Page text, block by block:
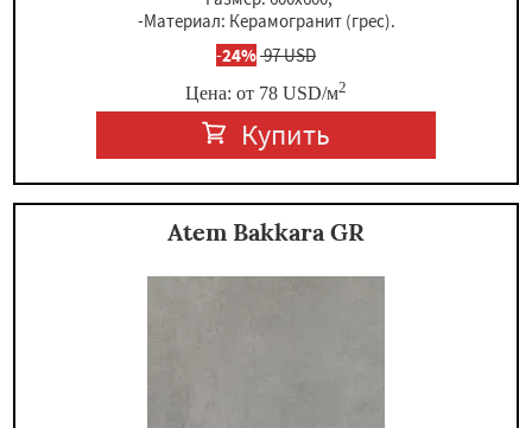
-Материал: Керамогранит (грес).
-24%97 USD
Цена: от 78 USD/м2
Купить
Atem Bakkara GR